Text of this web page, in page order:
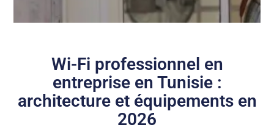
Wi-Fi professionnel en
entreprise en Tunisie :
architecture et équipements en
2026